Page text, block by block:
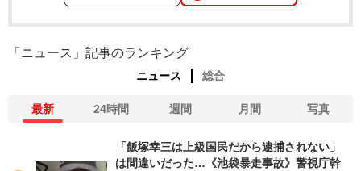
「ニュース」記事のランキング
ニュース 総合
最新 24時間 週間 月間 写真
「飯塚幸三は上級国民だから逮捕されない」
は間違いだった…《池袋暴走事故》警視庁幹